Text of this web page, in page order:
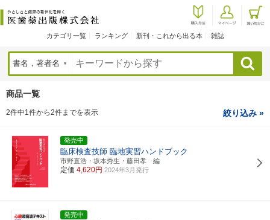
カテゴリ一覧 ランキング 新刊・これから出る本 雑誌
検索
商品一覧
2件中1件から2件までを表示 絞り込み »
発売中
臨床検査技師 臨地実習ハンドブック
市野直浩・坂本秀生・藤田孝 編
定価 4,620円 2024年3月発行
発売中